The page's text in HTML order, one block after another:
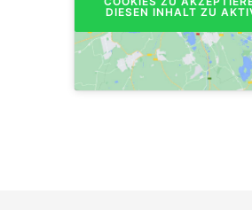
DIESEN INHALT ZU